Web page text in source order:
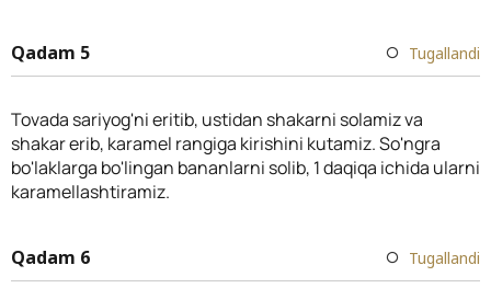
Qadam 5 Tugallandi
Tovada sariyog'ni eritib, ustidan shakarni solamiz va
shakar erib, karamel rangiga kirishini kutamiz. So'ngra
bo'laklarga bo'lingan bananlarni solib, 1 daqiqa ichida ularni
karamellashtiramiz.
Qadam 6 Tugallandi